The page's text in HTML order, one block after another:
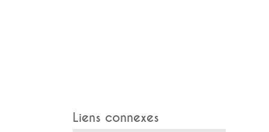
Liens connexes